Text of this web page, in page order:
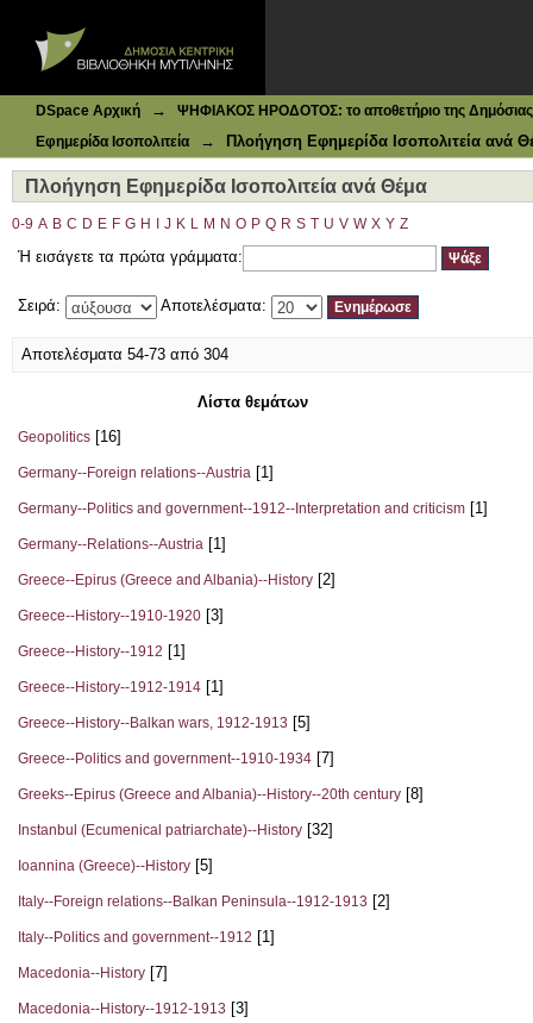
DSpace Αρχική →
ΨΗΦΙΑΚΟΣ ΗΡΟΔΟΤΟΣ: το αποθετήριο της Δημόσιας
Εφημερίδα Ισοπολιτεία
→ Πλοήγηση Εφημερίδα Ισοπολιτεία ανά
Πλοήγηση Εφημερίδα Ισοπολιτεία ανά Θέμα
0-9 A B C D E F G H J K L M N O P Q R S T U V W X Y Z
Ή εισάγετε τα πρώτα γράμματα:
Σειρά: Αποτελέσματα:
Αποτελέσματα 54-73 από 304
Λίστα θεμάτων
Geopolitics [16]
Germany--Foreign relations--Austria [1]
Germany--Politics and government--1912--Interpretation and criticism [1]
Germany--Relations--Austria [1]
Greece--Epirus (Greece and Albania)--History [2]
Greece--History--1910-1920 [3]
Greece--History--1912 [1]
Greece--History--1912-1914 [1]
Greece--History--Balkan wars, 1912-1913 [5]
Greece--Politics and government--1910-1934 [7]
Greeks--Epirus (Greece and Albania)--History--20th century [8]
Instanbul (Ecumenical patriarchate)--History [32]
Ioannina (Greece)--History [5]
Italy--Foreign relations--Balkan Peninsula--1912-1913 [2]
Italy--Politics and government--1912 [1]
Macedonia--History [7]
Macedonia--History--1912-1913 [3]